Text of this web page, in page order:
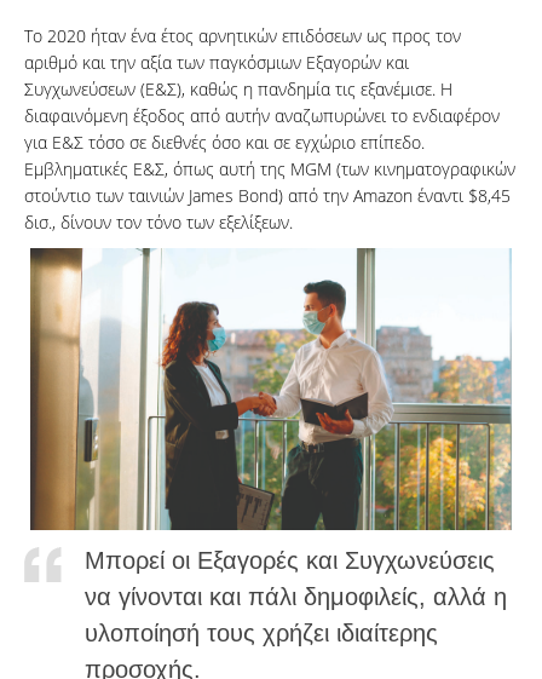
Το 2020 ήταν ένα έτος αρνητικών επιδόσεων ως προς τον
αριθμό και την αξία των παγκόσμιων Εξαγορών και
Συγχωνεύσεων (Ε&Σ), καθώς η πανδημία τις εξανέμισε. Η
διαφαινόμενη έξοδος από αυτήν αναζωπυρώνει το ενδιαφέρον
για Ε&Σ τόσο σε διεθνές όσο και σε εγχώριο επίπεδο.
Εμβληματικές Ε&Σ, όπως αυτή της MGM (των κινηματογραφικών
στούντιο των ταινιών James Bond) από την Amazon έναντι $8,45
δισ., δίνουν τον τόνο των εξελίξεων.
Μπορεί οι Εξαγορές και Συγχωνεύσεις
να γίνονται και πάλι δημοφιλείς, αλλά η
υλοποίησή τους χρήζει ιδιαίτερης
προσοχής.